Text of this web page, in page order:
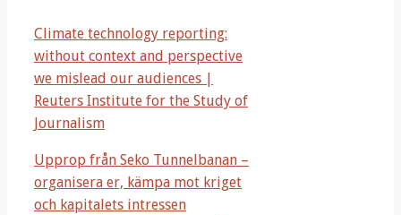
Climate technology reporting:
without context and perspective
we mislead our audiences |
Reuters Institute for the Study of
Journalism
Upprop från Seko Tunnelbanan –
organisera er, kämpa mot kriget
och kapitalets intressen